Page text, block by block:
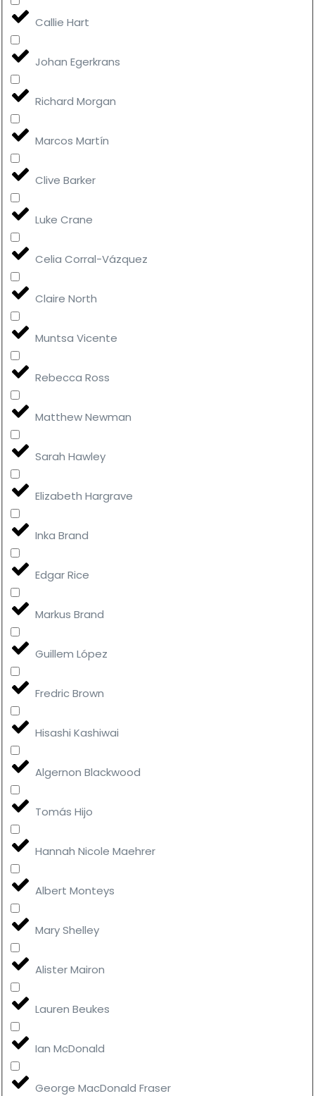
Callie Hart
Johan Egerkrans
Richard Morgan
Marcos Martín
Clive Barker
Luke Crane
Celia Corral-Vázquez
Claire North
Muntsa Vicente
Rebecca Ross
Matthew Newman
Sarah Hawley
Elizabeth Hargrave
Inka Brand
Edgar Rice
Markus Brand
Guillem López
Fredric Brown
Hisashi Kashiwai
Algernon Blackwood
Tomás Hijo
Hannah Nicole Maehrer
Albert Monteys
Mary Shelley
Alister Mairon
Lauren Beukes
Ian McDonald
George MacDonald Fraser